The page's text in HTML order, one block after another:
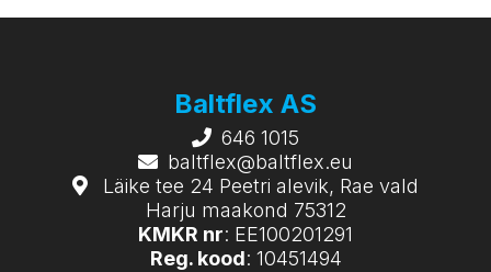
Baltflex AS
646 1015
baltflex@baltflex.eu
Läike tee 24 Peetri alevik, Rae vald
Harju maakond 75312
KMKR nr: EE100201291
Reg. kood: 10451494